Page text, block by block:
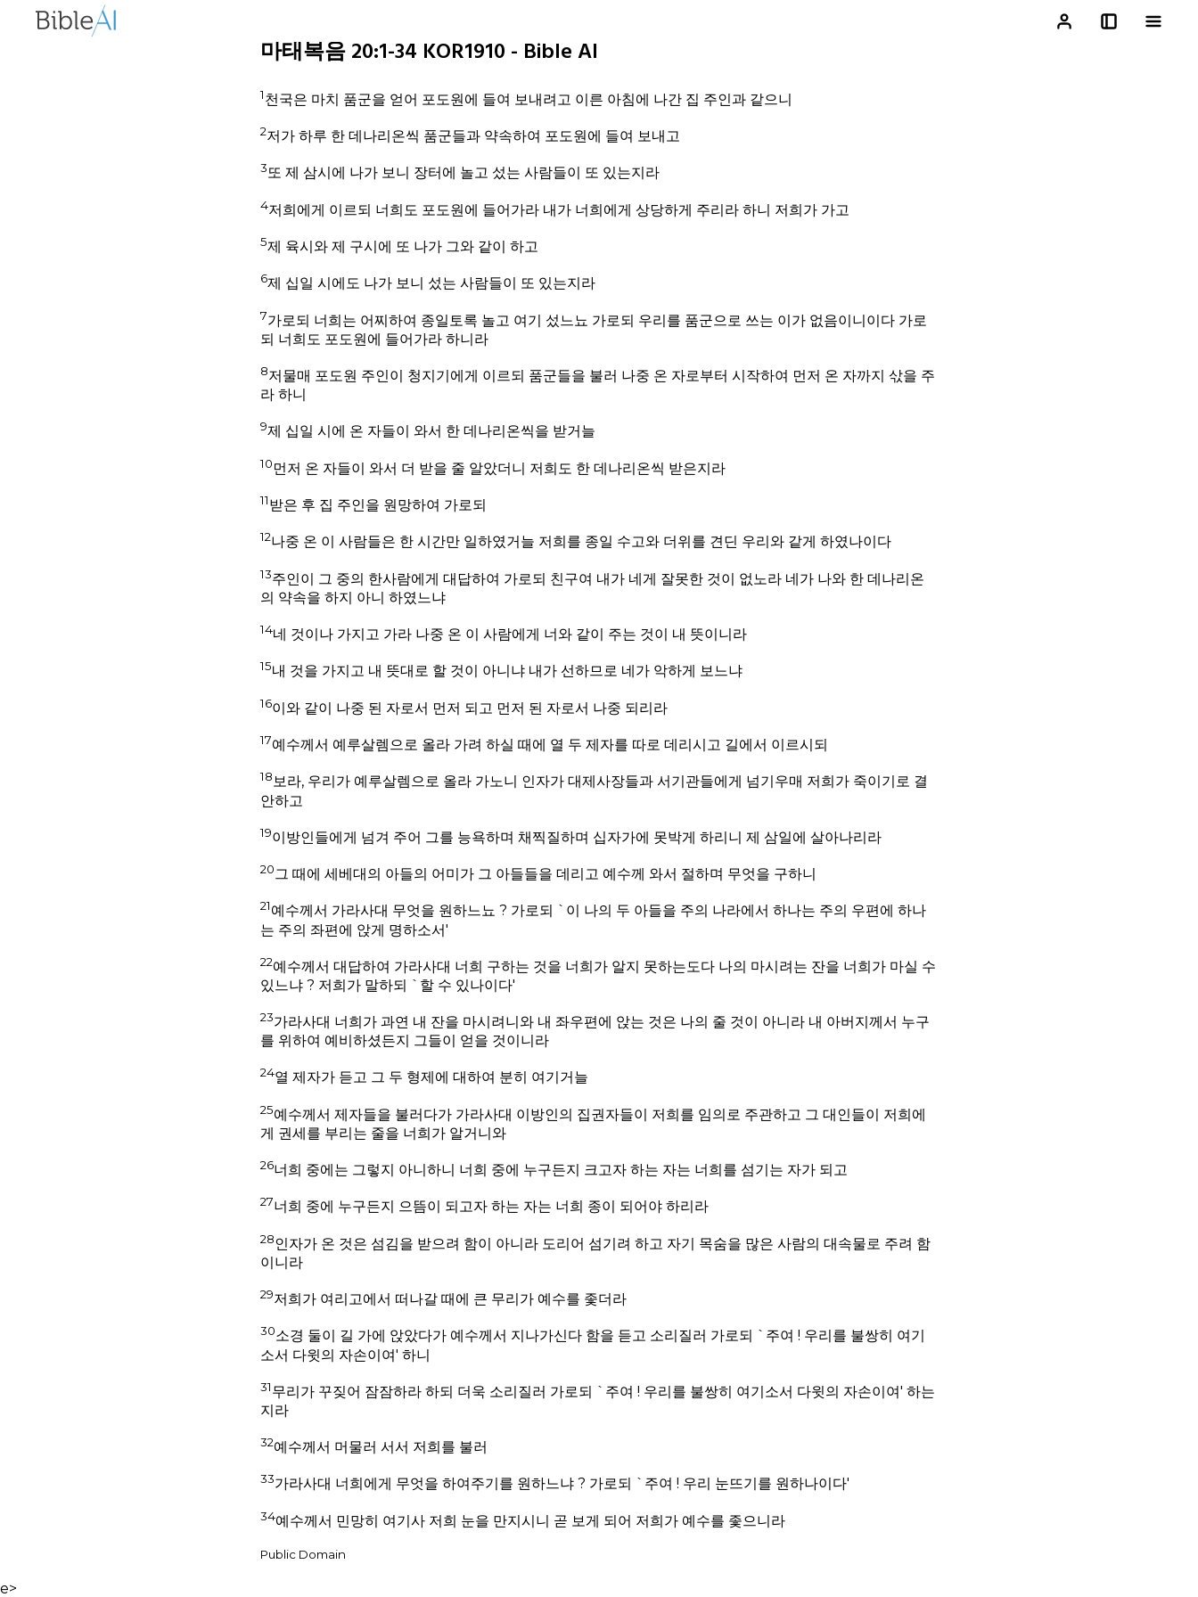
마태복음 20:1-34 KOR1910 - Bible AI
1천국은 마치 품군을 얻어 포도원에 들여 보내려고 이른 아침에 나간 집 주인과 같으니
2저가 하루 한 데나리온씩 품군들과 약속하여 포도원에 들여 보내고
3또 제 삼시에 나가 보니 장터에 놀고 섰는 사람들이 또 있는지라
4저희에게 이르되 너희도 포도원에 들어가라 내가 너희에게 상당하게 주리라 하니 저희가 가고
5제 육시와 제 구시에 또 나가 그와 같이 하고
6제 십일 시에도 나가 보니 섰는 사람들이 또 있는지라
7가로되 너희는 어찌하여 종일토록 놀고 여기 섰느뇨 가로되 우리를 품군으로 쓰는 이가 없음이니이다 가로
되 너희도 포도원에 들어가라 하니라
8저물매 포도원 주인이 청지기에게 이르되 품군들을 불러 나중 온 자로부터 시작하여 먼저 온 자까지 삯을 주
라 하니
9제 십일 시에 온 자들이 와서 한 데나리온씩을 받거늘
10먼저 온 자들이 와서 더 받을 줄 알았더니 저희도 한 데나리온씩 받은지라
11받은 후 집 주인을 원망하여 가로되
12나중 온 이 사람들은 한 시간만 일하였거늘 저희를 종일 수고와 더위를 견딘 우리와 같게 하였나이다
13주인이 그 중의 한사람에게 대답하여 가로되 친구여 내가 네게 잘못한 것이 없노라 네가 나와 한 데나리온
의 약속을 하지 아니 하였느냐
14네 것이나 가지고 가라 나중 온 이 사람에게 너와 같이 주는 것이 내 뜻이니라
15내 것을 가지고 내 뜻대로 할 것이 아니냐 내가 선하므로 네가 악하게 보느냐
16이와 같이 나중 된 자로서 먼저 되고 먼저 된 자로서 나중 되리라
17예수께서 예루살렘으로 올라 가려 하실 때에 열 두 제자를 따로 데리시고 길에서 이르시되
18보라, 우리가 예루살렘으로 올라 가노니 인자가 대제사장들과 서기관들에게 넘기우매 저희가 죽이기로 결
안하고
19이방인들에게 넘겨 주어 그를 능욕하며 채찍질하며 십자가에 못박게 하리니 제 삼일에 살아나리라
20그 때에 세베대의 아들의 어미가 그 아들들을 데리고 예수께 와서 절하며 무엇을 구하니
21예수께서 가라사대 무엇을 원하느뇨 ? 가로되 `이 나의 두 아들을 주의 나라에서 하나는 주의 우편에 하나
는 주의 좌편에 앉게 명하소서'
22예수께서 대답하여 가라사대 너희 구하는 것을 너희가 알지 못하는도다 나의 마시려는 잔을 너희가 마실 수
있느냐 ? 저희가 말하되 `할 수 있나이다'
23가라사대 너희가 과연 내 잔을 마시려니와 내 좌우편에 앉는 것은 나의 줄 것이 아니라 내 아버지께서 누구
를 위하여 예비하셨든지 그들이 얻을 것이니라
24열 제자가 듣고 그 두 형제에 대하여 분히 여기거늘
25예수께서 제자들을 불러다가 가라사대 이방인의 집권자들이 저희를 임의로 주관하고 그 대인들이 저희에
게 권세를 부리는 줄을 너희가 알거니와
26너희 중에는 그렇지 아니하니 너희 중에 누구든지 크고자 하는 자는 너희를 섬기는 자가 되고
27너희 중에 누구든지 으뜸이 되고자 하는 자는 너희 종이 되어야 하리라
28인자가 온 것은 섬김을 받으려 함이 아니라 도리어 섬기려 하고 자기 목숨을 많은 사람의 대속물로 주려 함
이니라
29저희가 여리고에서 떠나갈 때에 큰 무리가 예수를 좇더라
30소경 둘이 길 가에 앉았다가 예수께서 지나가신다 함을 듣고 소리질러 가로되 `주여 ! 우리를 불쌍히 여기
소서 다윗의 자손이여' 하니
31무리가 꾸짖어 잠잠하라 하되 더욱 소리질러 가로되 `주여 ! 우리를 불쌍히 여기소서 다윗의 자손이여' 하는
지라
32예수께서 머물러 서서 저희를 불러
33가라사대 너희에게 무엇을 하여주기를 원하느냐 ? 가로되 `주여 ! 우리 눈뜨기를 원하나이다'
34예수께서 민망히 여기사 저희 눈을 만지시니 곧 보게 되어 저희가 예수를 좇으니라
Public Domain
e>